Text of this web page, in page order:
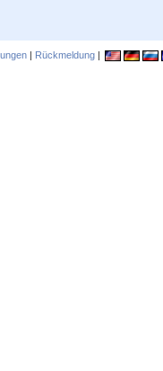
| Rückmeldung |